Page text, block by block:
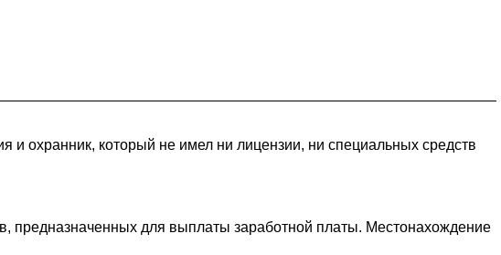
и охранник, который не имел ни лицензии, ни специальных средств
для выплаты заработной платы. Местонахождение